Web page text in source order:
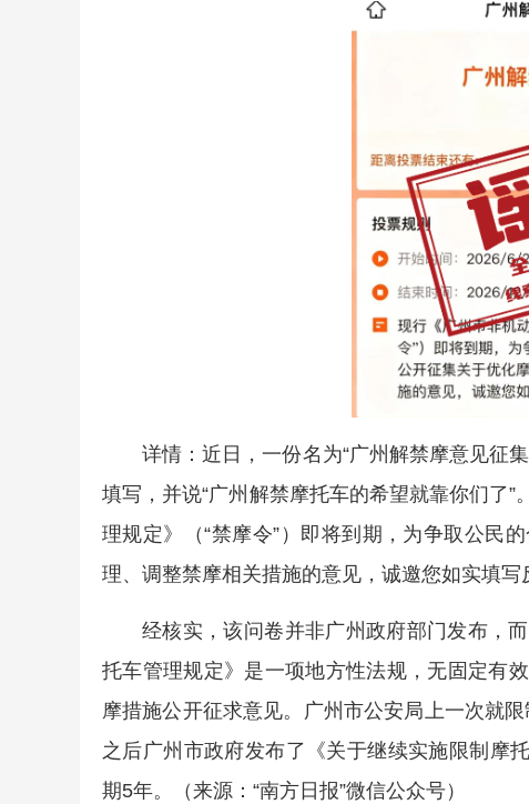
详情：近日，一份名为“广州解禁摩意见征
填写，并说“广州解禁摩托车的希望就靠你们了
理规定》（“禁摩令”）即将到期，为争取公民
理、调整禁摩相关措施的意见，诚邀您如实填写
经核实，该问卷并非广州政府部门发布，
托车管理规定》是一项地方性法规，无固定有
摩措施公开征求意见。广州市公安局上一次就
之后广州市政府发布了《关于继续实施限制摩
期5年。（来源：“南方日报”微信公众号）